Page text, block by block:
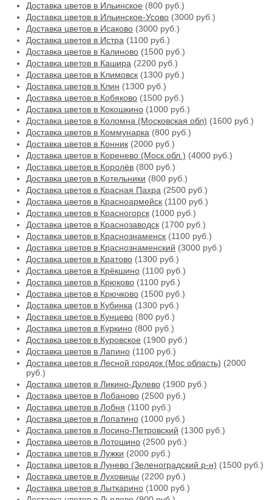
Доставка цветов в Ильинское (800 руб.)
Доставка цветов в Ильинское-Усово (3000 руб.)
Доставка цветов в Исаково (3000 руб.)
Доставка цветов в Истра (1100 руб.)
Доставка цветов в Калиново (1500 руб.)
Доставка цветов в Кашира (2200 руб.)
Доставка цветов в Климовск (1300 руб.)
Доставка цветов в Клин (1300 руб.)
Доставка цветов в Кобяково (1500 руб.)
Доставка цветов в Кокошкино (1000 руб.)
Доставка цветов в Коломна (Московская обл) (1600 руб.)
Доставка цветов в Коммунарка (800 руб.)
Доставка цветов в Конник (2000 руб.)
Доставка цветов в Коренево (Моск.обл.) (4000 руб.)
Доставка цветов в Королёв (800 руб.)
Доставка цветов в Котельники (800 руб.)
Доставка цветов в Красная Пахра (2500 руб.)
Доставка цветов в Красноармейск (1100 руб.)
Доставка цветов в Красногорск (1000 руб.)
Доставка цветов в Краснозаводск (1700 руб.)
Доставка цветов в Краснознаменск (1100 руб.)
Доставка цветов в Краснознаменский (3000 руб.)
Доставка цветов в Кратово (1300 руб.)
Доставка цветов в Крёкшино (1100 руб.)
Доставка цветов в Крюково (1100 руб.)
Доставка цветов в Крючково (1500 руб.)
Доставка цветов в Кубинка (1300 руб.)
Доставка цветов в Кунцево (800 руб.)
Доставка цветов в Куркино (800 руб.)
Доставка цветов в Куровское (1900 руб.)
Доставка цветов в Лапино (1100 руб.)
Доставка цветов в Лесной городок (Мос область) (2000
руб.)
Доставка цветов в Ликино-Дулево (1900 руб.)
Доставка цветов в Лобаново (2500 руб.)
Доставка цветов в Лобня (1100 руб.)
Доставка цветов в Лопатино (1000 руб.)
Доставка цветов в Лосино-Петровский (1300 руб.)
Доставка цветов в Лотошино (2500 руб.)
Доставка цветов в Лужки (2000 руб.)
Доставка цветов в Лунево (Зеленоградский р-н) (1500 руб.)
Доставка цветов в Луховицы (2200 руб.)
Доставка цветов в Лыткарино (1000 руб.)